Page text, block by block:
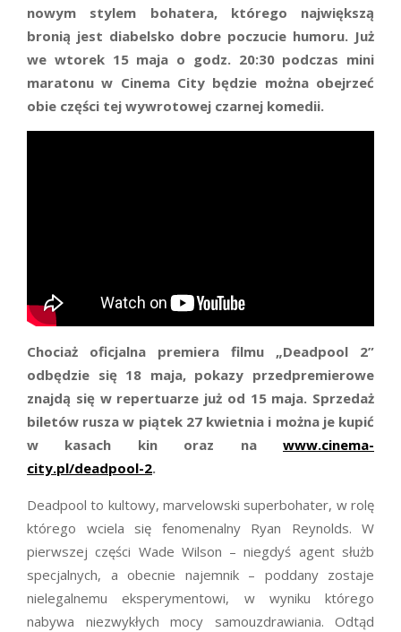
nowym stylem bohatera, którego największą
bronią jest diabelsko dobre poczucie humoru. Już
we wtorek 15 maja o godz. 20:30 podczas mini
maratonu w Cinema City będzie można obejrzeć
obie części tej wywrotowej czarnej komedii.
Chociaż oficjalna premiera filmu „Deadpool 2”
odbędzie się 18 maja, pokazy przedpremierowe
znajdą się w repertuarze już od 15 maja. Sprzedaż
biletów rusza w piątek 27 kwietnia i można je kupić
w kasach kin oraz na
www.cinema-
city.pl/deadpool-2.
Deadpool to kultowy, marvelowski superbohater, w rolę
którego wciela się fenomenalny Ryan Reynolds. W
pierwszej części Wade Wilson – niegdyś agent służb
specjalnych, a obecnie najemnik – poddany zostaje
nielegalnemu eksperymentowi, w wyniku którego
nabywa niezwykłych mocy samouzdrawiania. Odtąd